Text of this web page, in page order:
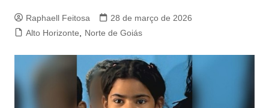
Raphaell Feitosa
28 de março de 2026
Alto Horizonte, Norte de Goiás